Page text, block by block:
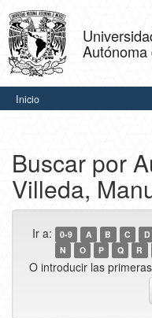
navigation
Inicio
Buscar por
Villeda,
Ir a: 0-9 A B C D
N
O P Q R
O introducir las